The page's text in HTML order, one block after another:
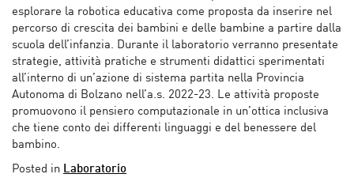
esplorare la robotica educativa come proposta da inserire nel
percorso di crescita dei bambini e delle bambine a partire dalla
scuola dell’infanzia. Durante il laboratorio verranno presentate
strategie, attività pratiche e strumenti didattici sperimentati
all’interno di un’azione di sistema partita nella Provincia
Autonoma di Bolzano nell’a.s. 2022-23. Le attività proposte
promuovono il pensiero computazionale in un’ottica inclusiva
che tiene conto dei differenti linguaggi e del benessere del
bambino.
Posted in Laboratorio